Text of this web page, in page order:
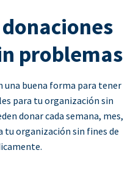
problemas
una buena forma para tener
para tu organización sin
donar cada semana, mes,
tu organización sin fines de